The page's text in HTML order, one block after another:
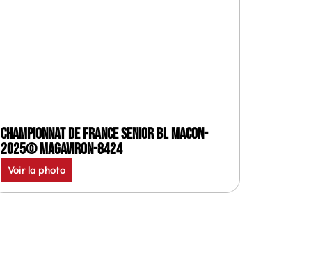
Championnat de France senior BL Macon-
2025© MagAviron-8424
Voir la photo